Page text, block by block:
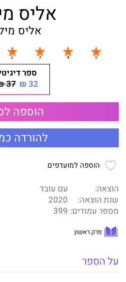
אליס
אליס
ספר
32 ₪
37 ₪
הוספה
להורדה
הוספה למועדפים
הוצאה:
עם עובד
שנת הוצאה:
2020
מספר עמודים: 399
פרק ראשון
על הספר